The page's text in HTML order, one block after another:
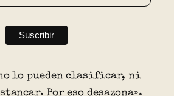
no lo pueden clasificar, ni
Por eso desazona».